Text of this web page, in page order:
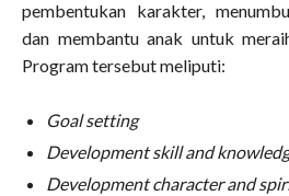
pembentukan karakter,
dan membantu anak untuk
Program tersebut meliputi:
Goal setting
Development skill and
Development character and